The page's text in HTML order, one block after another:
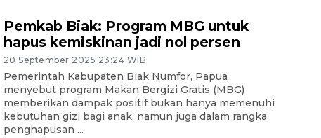
Pemkab Biak: Program MBG untuk
hapus kemiskinan jadi nol persen
20 September 2025 23:24 WIB
Pemerintah Kabupaten Biak Numfor, Papua
menyebut program Makan Bergizi Gratis (MBG)
memberikan dampak positif bukan hanya memenuhi
kebutuhan gizi bagi anak, namun juga dalam rangka
penghapusan ...